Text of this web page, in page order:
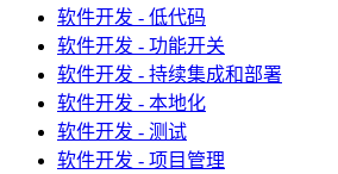
软件开发 - 低代码
软件开发 - 功能开关
软件开发 - 持续集成和部署
软件开发 - 本地化
软件开发 - 测试
软件开发 - 项目管理